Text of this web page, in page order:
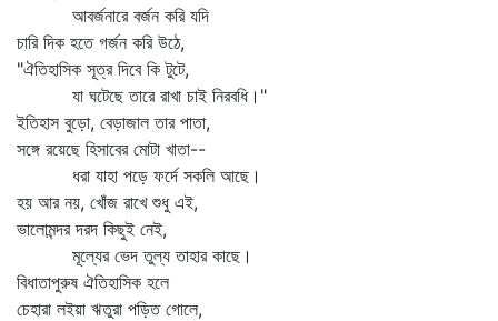
আবর্জনারে বর্জন করি যদি
চারি দিক হতে গর্জন করি উঠে,
"ঐতিহাসিক সূত্র দিবে কি টুটে,
যা ঘটেছে তারে রাখা চাই নিরবধি।"
ইতিহাস বুড়ো, বেড়াজাল তার পাতা,
সঙ্গে রয়েছে হিসাবের মোটা খাতা--
ধরা যাহা পড়ে ফর্দে সকলি আছে।
হয় আর নয়, খোঁজ রাখে শুধু এই,
ভালোমন্দর দরদ কিছুই নেই,
মূল্যের ভেদ তুল্য তাহার কাছে।
বিধাতাপুরুষ ঐতিহাসিক হলে
চেহারা লইয়া ঋতুরা পড়িত গোলে,